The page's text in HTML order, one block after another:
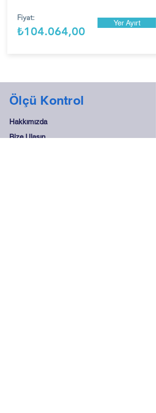
Fiyat:
₺104.064,00
Yer Ayırt
Ölçü Kontrol
Hakkımızda
Bize Ulaşın